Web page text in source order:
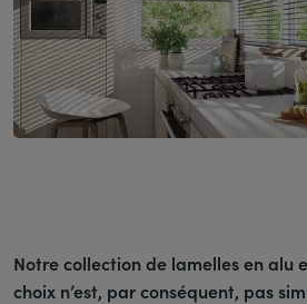
Notre collection de lamelles en alu
choix n’est, par conséquent, pas